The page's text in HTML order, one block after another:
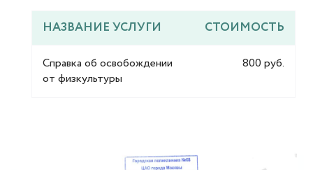
НАЗВАНИЕ УСЛУГИ СТОИМОСТЬ
Справка об освобождении
от физкультуры
800 руб.